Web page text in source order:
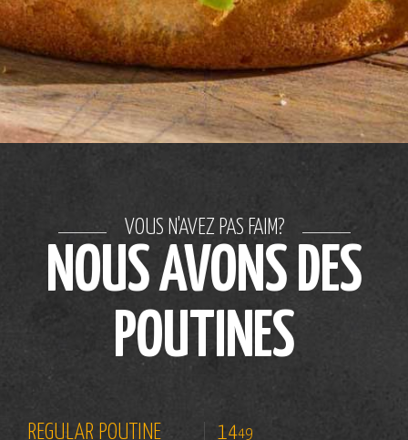
VOUS N'AVEZ PAS FAIM?
NOUS AVONS DES
POUTINES
REGULAR POUTINE 1449